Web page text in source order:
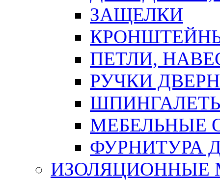
ЗАЩЕЛКИ
ПЕТЛИ,
РУЧКИ
МЕБЕЛЬНЫЕ
ФУРНИТУРА
ИЗОЛЯЦИОННЫЕ